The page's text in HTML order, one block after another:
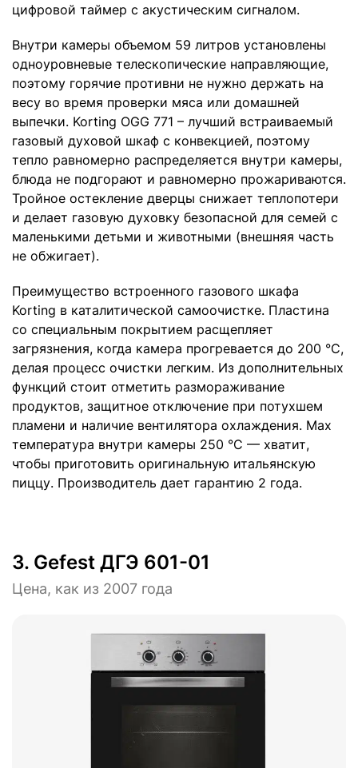
цифровой таймер с акустическим сигналом.
Внутри камеры объемом 59 литров установлены
одноуровневые телескопические направляющие,
поэтому горячие противни не нужно держать на
весу во время проверки мяса или домашней
выпечки. Korting OGG 771 – лучший встраиваемый
газовый духовой шкаф с конвекцией, поэтому
тепло равномерно распределяется внутри камеры,
блюда не подгорают и равномерно прожариваются.
Тройное остекление дверцы снижает теплопотери
и делает газовую духовку безопасной для семей с
маленькими детьми и животными (внешняя часть
не обжигает).
Преимущество встроенного газового шкафа
Korting в каталитической самоочистке. Пластина
со специальным покрытием расщепляет
загрязнения, когда камера прогревается до 200 °C,
делая процесс очистки легким. Из дополнительных
функций стоит отметить размораживание
продуктов, защитное отключение при потухшем
пламени и наличие вентилятора охлаждения. Max
температура внутри камеры 250 °C — хватит,
чтобы приготовить оригинальную итальянскую
пиццу. Производитель дает гарантию 2 года.
3. Gefest ДГЭ 601-01
Цена, как из 2007 года